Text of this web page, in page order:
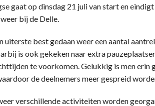
gaat op dinsdag 21 juli van start en
bij de Delle.
uiterste best gedaan weer een aantal
is ook gekeken naar extra
te voorkomen. Gelukkig is men erin
de deelnemers meer gespreid
verschillende activiteiten worden